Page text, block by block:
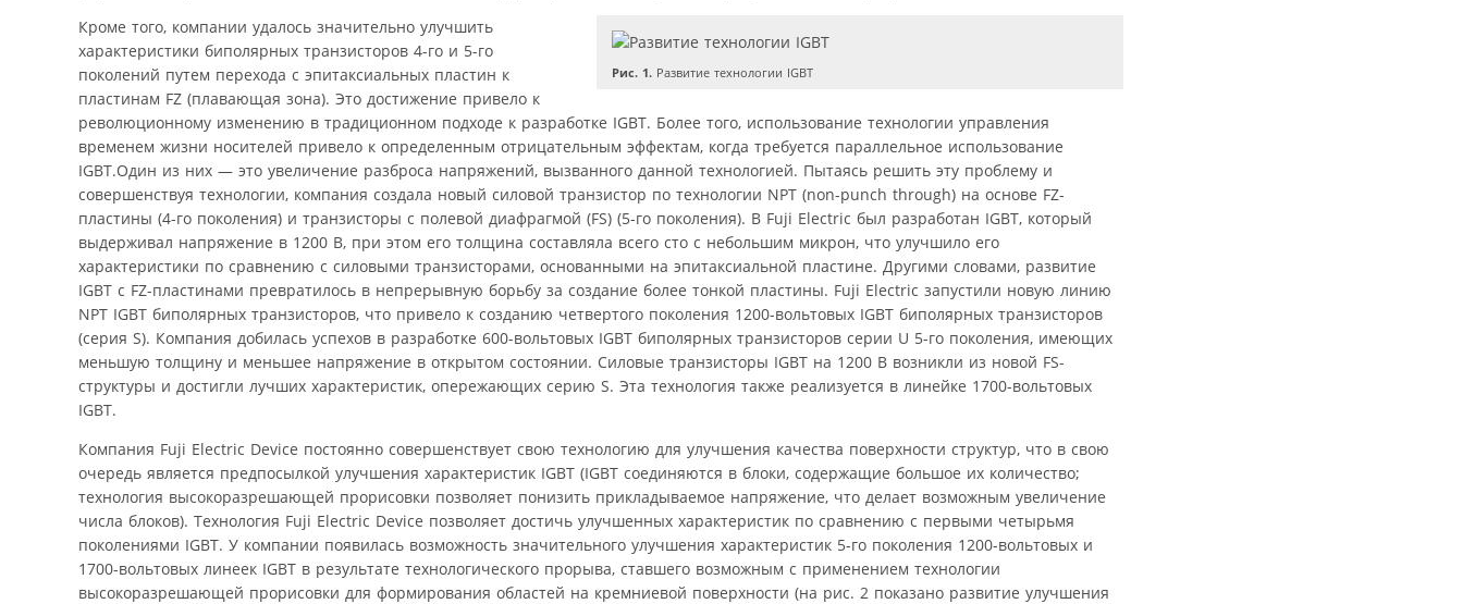
Рис. 1. Развитие технологии IGBT
Кроме того, компании удалось значительно улучшить
характеристики биполярных транзисторов 4-го и 5-го
поколений путем перехода с эпитаксиальных пластин к
пластинам FZ (плавающая зона). Это достижение привело к
революционному изменению в традиционном подходе к разработке IGBT. Более того, использование технологии управления
временем жизни носителей привело к определенным отрицательным эффектам, когда требуется параллельное использование
IGBT.Один из них — это увеличение разброса напряжений, вызванного данной технологией. Пытаясь решить эту проблему и
совершенствуя технологии, компания создала новый силовой транзистор по технологии NPT (non-punch through) на основе FZ-
пластины (4-го поколения) и транзисторы с полевой диафрагмой (FS) (5-го поколения). В Fuji Electric был разработан IGBT, который
выдерживал напряжение в 1200 В, при этом его толщина составляла всего сто с небольшим микрон, что улучшило его
характеристики по сравнению с силовыми транзисторами, основанными на эпитаксиальной пластине. Другими словами, развитие
IGBT с FZ-пластинами превратилось в непрерывную борьбу за создание более тонкой пластины. Fuji Electric запустили новую линию
NPT IGBT биполярных транзисторов, что привело к созданию четвертого поколения 1200-вольтовых IGBT биполярных транзисторов
(серия S). Компания добилась успехов в разработке 600-вольтовых IGBT биполярных транзисторов серии U 5-го поколения, имеющих
меньшую толщину и меньшее напряжение в открытом состоянии. Силовые транзисторы IGBT на 1200 В возникли из новой FS-
структуры и достигли лучших характеристик, опережающих серию S. Эта технология также реализуется в линейке 1700-вольтовых
IGBT.
Компания Fuji Electric Device постоянно совершенствует свою технологию для улучшения качества поверхности структур, что в свою
очередь является предпосылкой улучшения характеристик IGBT (IGBT соединяются в блоки, содержащие большое их количество;
технология высокоразрешающей прорисовки позволяет понизить прикладываемое напряжение, что делает возможным увеличение
числа блоков). Технология Fuji Electric Device позволяет достичь улучшенных характеристик по сравнению с первыми четырьмя
поколениями IGBT. У компании появилась возможность значительного улучшения характеристик 5-го поколения 1200-вольтовых и
1700-вольтовых линеек IGBT в результате технологического прорыва, ставшего возможным с применением технологии
высокоразрешающей прорисовки для формирования областей на кремниевой поверхности (на рис. 2 показано развитие улучшения